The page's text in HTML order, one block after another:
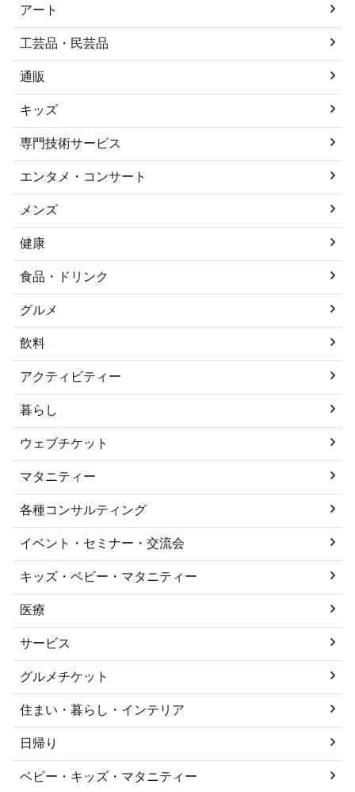
アート
工芸品・民芸品
通販
キッズ
専門技術サービス
エンタメ・コンサート
メンズ
健康
食品・ドリンク
グルメ
飲料
アクティビティー
暮らし
ウェブチケット
マタニティー
各種コンサルティング
イベント・セミナー・交流会
キッズ・ベビー・マタニティー
医療
サービス
グルメチケット
住まい・暮らし・インテリア
日帰り
ベビー・キッズ・マタニティー